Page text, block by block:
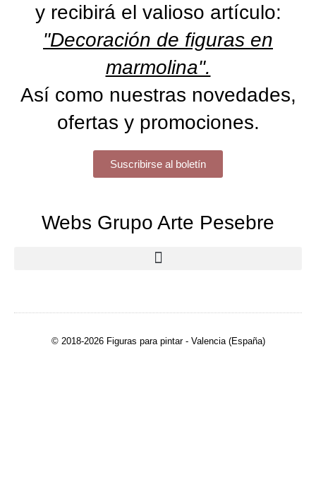
y recibirá el valioso artículo:
"Decoración de figuras en
marmolina".
Así como nuestras novedades,
ofertas y promociones.
Suscribirse al boletín
Webs Grupo Arte Pesebre
© 2018-2026 Figuras para pintar - Valencia (España)